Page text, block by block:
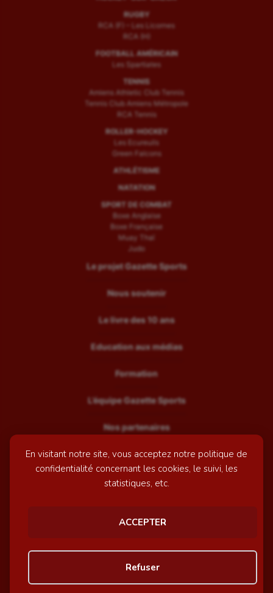
En visitant notre site, vous acceptez notre politique de
confidentialité concernant les cookies, le suivi, les
statistiques, etc.
ACCEPTER
Refuser
RUGBY
RCA (F) – Les Licornes
RCA (H)
FOOTBALL AMÉRICAIN
Les Spartiates
TENNIS
Amiens Athletic Club Tennis
Tennis Club Amiens Métropole
RCA Tennis
ROLLER-HOCKEY
Les Ecureuils
Green Falcons
ATHLÉTISME
NATATION
SPORT DE COMBAT
Boxe Anglaise
Boxe Française
Muay Thaï
Judo
Le projet Gazette Sports
Nous soutenir
Le livre des 10 ans
Education aux médias
Formation
L’équipe Gazette Sports
Nos partenaires
Recrutement
Mentions légales
© GazetteSports - 2026 | Site internet réalisé par
Awelty